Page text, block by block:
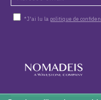
*J'ai lu la politique de